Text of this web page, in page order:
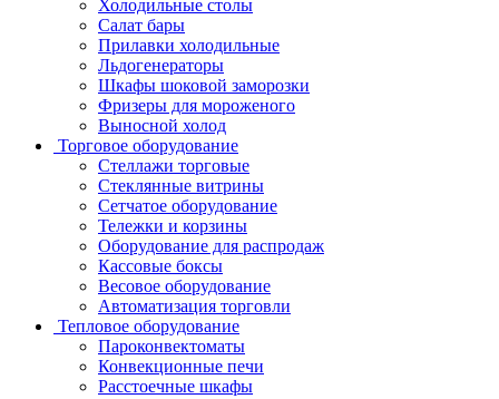
Холодильные столы
Салат бары
Прилавки холодильные
Льдогенераторы
Шкафы шоковой заморозки
Фризеры для мороженого
Выносной холод
Торговое оборудование
Стеллажи торговые
Стеклянные витрины
Сетчатое оборудование
Тележки и корзины
Оборудование для распродаж
Кассовые боксы
Весовое оборудование
Автоматизация торговли
Тепловое оборудование
Пароконвектоматы
Конвекционные печи
Расстоечные шкафы